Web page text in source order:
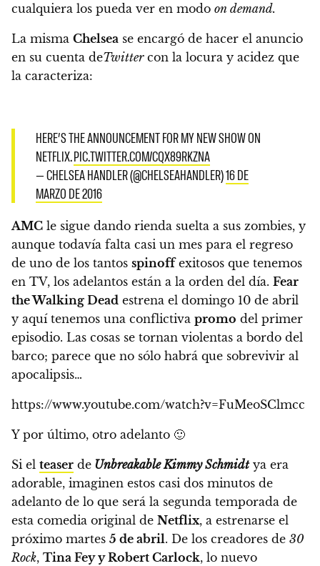
cualquiera los pueda ver en modo on demand.
La misma Chelsea se encargó de hacer el anuncio
en su cuenta deTwittercon la locura y acidez que
la caracteriza:
HERE’S THE ANNOUNCEMENT FOR MY NEW SHOW ON
NETFLIX.PIC.TWITTER.COM/CQX89RKZNA
— CHELSEA HANDLER (@CHELSEAHANDLER)16 DE
MARZO DE 2016
AMC le sigue dando rienda suelta a sus zombies, y
aunque todavía falta casi un mes para el regreso
de uno de los tantos spinoffexitosos que tenemos
en TV, los adelantos están a la orden del día. Fear
the Walking Dead estrena el domingo 10 de abril
y aquí tenemos una conflictiva promo del primer
episodio. Las cosas se tornan violentas a bordo del
barco; parece que no sólo habrá que sobrevivir al
apocalipsis…
https://www.youtube.com/watch?v=FuMeoSClmcc
Y por último, otro adelanto 🙂
Si el teaser de Unbreakable Kimmy Schmidtya era
adorable, imaginen estos casi dos minutos de
adelanto de lo que será la segunda temporada de
esta comedia original de Netflix, a estrenarse el
próximo martes 5 de abril. De los creadores de 30
Rock, Tina Fey y Robert Carlock, lo nuevo